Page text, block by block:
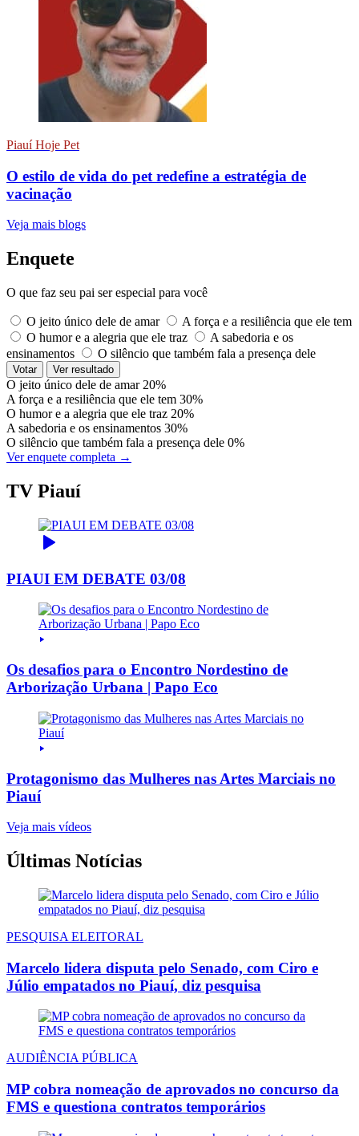
Piauí Hoje Pet
O estilo de vida do pet redefine a estratégia de
vacinação
Veja mais blogs
Enquete
O que faz seu pai ser especial para você
O jeito único dele de amar
A força e a resiliência que ele tem
O humor e a alegria que ele traz
A sabedoria e os
ensinamentos
O silêncio que também fala a presença dele
Votar Ver resultado
O jeito único dele de amar 20%
A força e a resiliência que ele tem 30%
O humor e a alegria que ele traz 20%
A sabedoria e os ensinamentos 30%
O silêncio que também fala a presença dele 0%
Ver enquete completa →
TV Piauí
PIAUI EM DEBATE 03/08
Os desafios para o Encontro Nordestino de
Arborização Urbana | Papo Eco
Protagonismo das Mulheres nas Artes Marciais no
Piauí
Veja mais vídeos
Últimas Notícias
PESQUISA ELEITORAL
Marcelo lidera disputa pelo Senado, com Ciro e
Júlio empatados no Piauí, diz pesquisa
AUDIÊNCIA PÚBLICA
MP cobra nomeação de aprovados no concurso da
FMS e questiona contratos temporários